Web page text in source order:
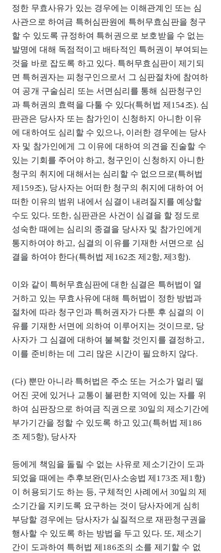
정한 무효사유가 있는 경우에는 이해관계인 또는 심
사관으로 하여금 특허심판원에 특허무효심판을 청구
할 수 있도록 규정하여 특허권으로 보호받을 수 없는
발명에 대해 독점적이고 배타적인 특허권이 부여되는
것을 바로 잡도록 하고 있다. 특허무효심판이 제기되
면 특허권자는 피청구인으로서 그 심판절차에 참여하
여 공개 구술심리 또는 서면심리를 통해 심판청구인
과 특허권의 효력을 다툴 수 있다(특허법 제154조). 심
판관은 당사자 또는 참가인이 신청하지 아니한 이유
에 대하여도 심리할 수 있으나, 이러한 경우에는 당사
자 및 참가인에게 그 이유에 대하여 의견을 진술할 수
있는 기회를 주어야 하고, 청구인이 신청하지 아니한
청구의 취지에 대해서는 심리할 수 없으므로(특허법
제159조), 당사자는 어떠한 청구의 취지에 대하여 어
떠한 이유의 범위 내에서 심결이 내려질지를 예상할
수도 있다. 또한, 심판관은 사건이 심결을 할 정도로
성숙한 때에는 심리의 종결을 당사자 및 참가인에게
통지하여야 하고, 심결의 이유를 기재한 서면으로 심
결을 하여야 한다(특허법 제162조 제2항, 제3항).
이와 같이 특허무효심판에 대한 심결은 특허법이 열
거하고 있는 무효사유에 대해 특허법이 정한 방법과
절차에 따라 청구인과 특허권자가 다툰 후 심결의 이
유를 기재한 서면에 의하여 이루어지는 것이므로, 당
사자가 그 심결에 대하여 불복할 것인지를 결정하고,
이를 준비하는 데 그리 많은 시간이 필요하지 않다.
(다) 뿐만 아니라 특허법은 주소 또는 거소가 멀리 떨
어진 곳에 있거나 교통이 불편한 지역에 있는 자를 위
하여 심판장으로 하여금 직권으로 30일의 제소기간에
부가기간을 정할 수 있도록 하고 있고(특허법 제186
조 제5항), 당사자
등에게 책임을 돌릴 수 없는 사유로 제소기간이 도과
되었을 때에는 추후보완(민사소송법 제173조 제1항)
이 허용되기도 하는 등, 구체적인 사례에서 30일의 제
소기간을 지키도록 요구하는 것이 당사자에게 심히
부당할 경우에는 당사자가 실질적으로 재판청구권을
행사할 수 있도록 하는 방법을 두고 있다. 또, 제소기
간이 도과하여 특허법 제186조의 소를 제기할 수 없